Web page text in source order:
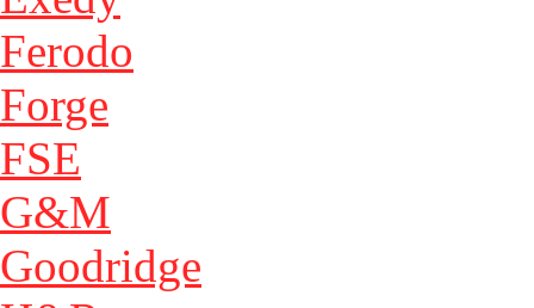
Ferodo
Forge
FSE
G&M
Goodridge